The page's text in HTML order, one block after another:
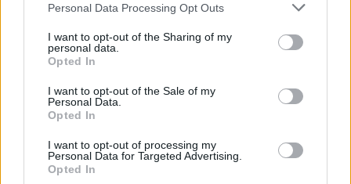
Personal Data Processing Opt Outs
I want to opt-out of the Sharing of my
personal data.
Opted In
I want to opt-out of the Sale of my
Personal Data.
Opted In
I want to opt-out of processing my
Personal Data for Targeted Advertising.
Opted In